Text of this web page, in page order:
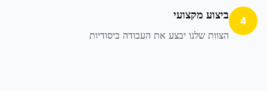
4 ביצוע מקצועי
הצוות שלנו יבצע את העבודה ביסודיות